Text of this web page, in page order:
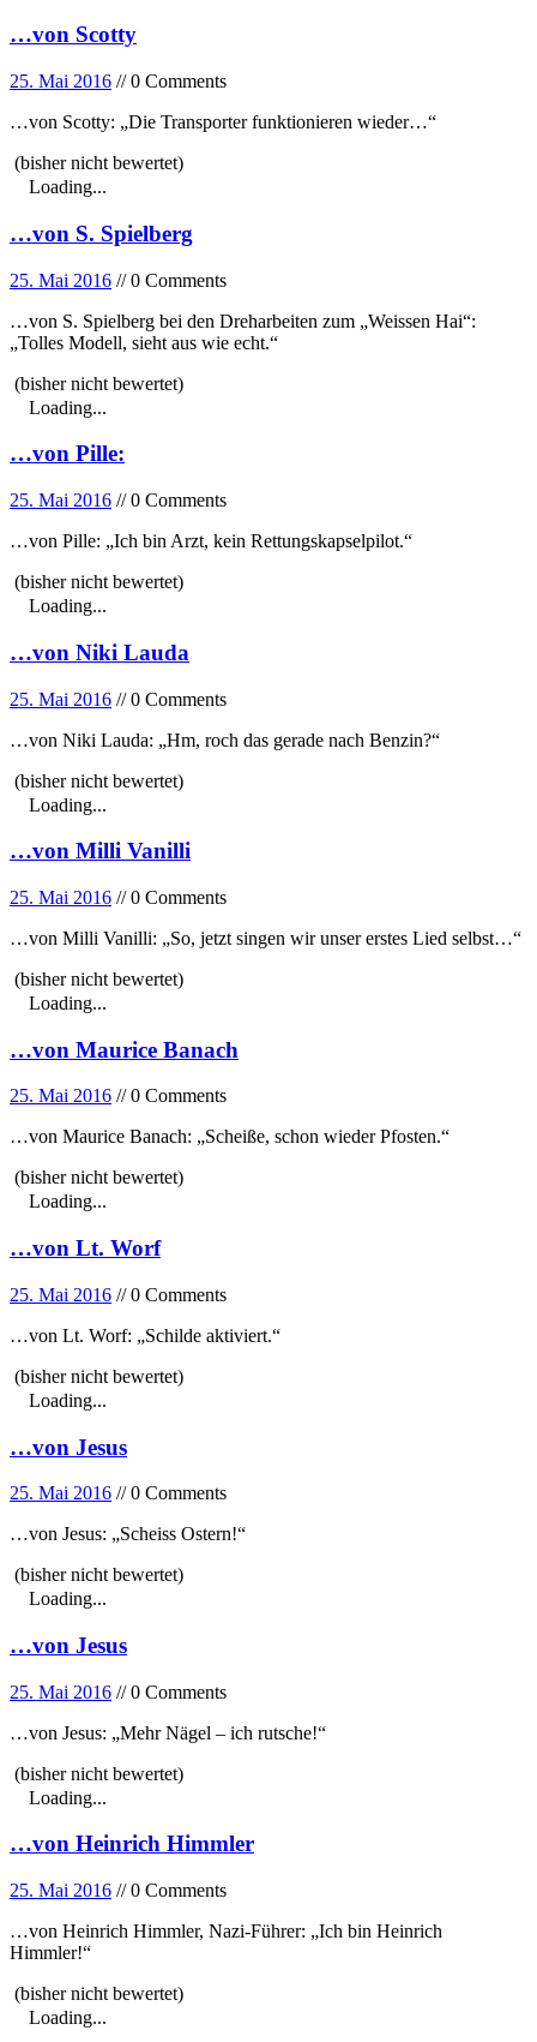
…von Scotty
25. Mai 2016 // 0 Comments
…von Scotty: „Die Transporter funktionieren wieder…“
(bisher nicht bewertet)
Loading...
…von S. Spielberg
25. Mai 2016 // 0 Comments
…von S. Spielberg bei den Dreharbeiten zum „Weissen Hai“:
„Tolles Modell, sieht aus wie echt.“
(bisher nicht bewertet)
Loading...
…von Pille:
25. Mai 2016 // 0 Comments
…von Pille: „Ich bin Arzt, kein Rettungskapselpilot.“
(bisher nicht bewertet)
Loading...
…von Niki Lauda
25. Mai 2016 // 0 Comments
…von Niki Lauda: „Hm, roch das gerade nach Benzin?“
(bisher nicht bewertet)
Loading...
…von Milli Vanilli
25. Mai 2016 // 0 Comments
…von Milli Vanilli: „So, jetzt singen wir unser erstes Lied selbst…“
(bisher nicht bewertet)
Loading...
…von Maurice Banach
25. Mai 2016 // 0 Comments
…von Maurice Banach: „Scheiße, schon wieder Pfosten.“
(bisher nicht bewertet)
Loading...
…von Lt. Worf
25. Mai 2016 // 0 Comments
…von Lt. Worf: „Schilde aktiviert.“
(bisher nicht bewertet)
Loading...
…von Jesus
25. Mai 2016 // 0 Comments
…von Jesus: „Scheiss Ostern!“
(bisher nicht bewertet)
Loading...
…von Jesus
25. Mai 2016 // 0 Comments
…von Jesus: „Mehr Nägel – ich rutsche!“
(bisher nicht bewertet)
Loading...
…von Heinrich Himmler
25. Mai 2016 // 0 Comments
…von Heinrich Himmler, Nazi-Führer: „Ich bin Heinrich
Himmler!“
(bisher nicht bewertet)
Loading...